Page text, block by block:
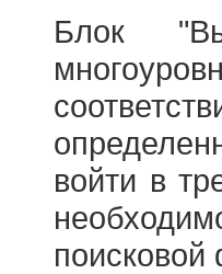
Блок
войти в